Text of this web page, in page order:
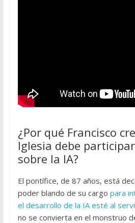
¿Por qué Francisco
Iglesia debe
sobre la IA?
El pontífice, de 87 años, está
poder blando de su cargo para
el desarrollo de la IA esté al
no se convierta en el monstruo